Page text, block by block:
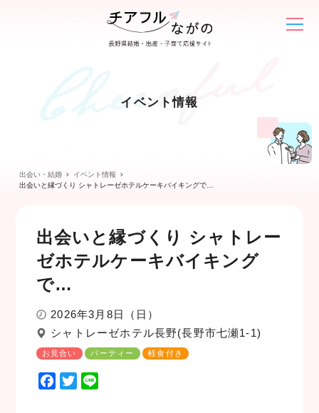
イベント情報
出会い・結婚
イベント情報
出会いと縁づくり シャトレーゼホテルケーキバイキングで…
出会いと縁づくり シャトレー
ゼホテルケーキバイキング
で…
2026年3月8日（日）
シャトレーゼホテル長野(長野市七瀬1-1)
お見合い パーティー 軽食付き
F
T